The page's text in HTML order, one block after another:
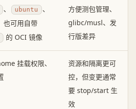
、 ubuntu 、
也可用自带
的 OCI 镜像
方便测包管理、
glibc/musl、发
行版差异
挂载权限、
资源和隔离更可
控，但变更通常
要 stop/start 生
效